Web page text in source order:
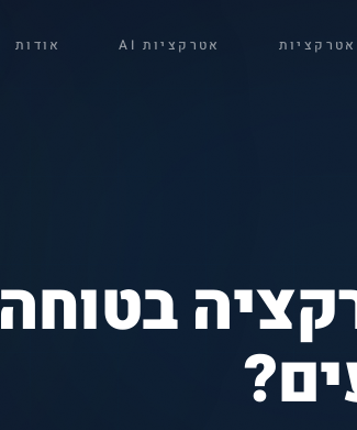
אטרקציות אטרקציות AI אודות
בטוחה